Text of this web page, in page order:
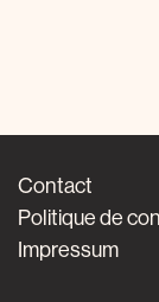
Contact
Politique de
Impressum